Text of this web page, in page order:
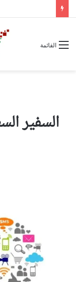
القائمة
السفير